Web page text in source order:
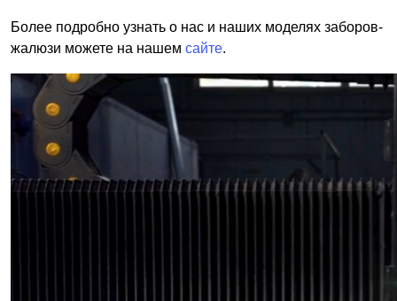
Более подробно узнать о нас и наших моделях заборов-
жалюзи можете на нашем сайте.